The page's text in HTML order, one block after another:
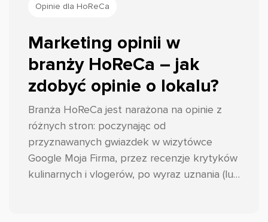
Opinie dla HoReCa
Marketing opinii w
branży HoReCa – jak
zdobyć opinie o lokalu?
Branża HoReCa jest narażona na opinie z
różnych stron: poczynając od
przyznawanych gwiazdek w wizytówce
Google Moja Firma, przez recenzje krytyków
kulinarnych i vlogerów, po wyraz uznania (lub